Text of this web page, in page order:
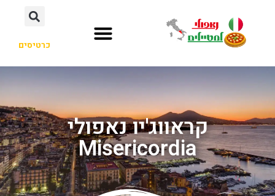
כרטיסים
קראווג'יו נאפולי
Misericordia